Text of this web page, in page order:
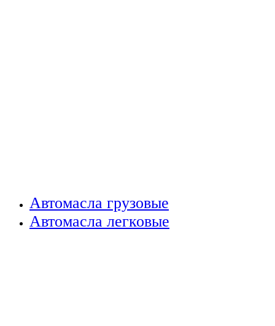
Автомасла грузовые
Автомасла легковые